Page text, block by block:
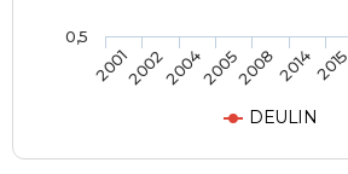
DEULIN
2001200220042005200820142015
0,5